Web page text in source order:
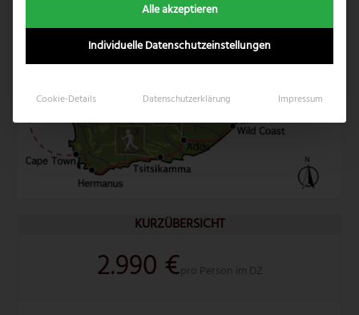
KURZÜBERSICHT
2.990 €pro Person im DZ
Alle akzeptieren
Individuelle Datenschutzeinstellungen
Cookie-Details Datenschutzerklärung Impressum